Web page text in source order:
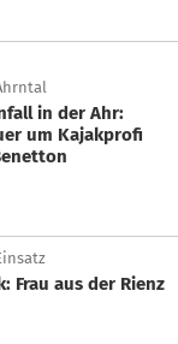
um Kajakprofi